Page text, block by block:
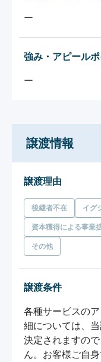
ー
強み・アピールポ
ー
譲渡情報
譲渡理由
後継者不在 イグ
資本獲得による事業
その他
譲渡条件
各種サービスの
細については、
決定されますの
ん。お客様ご自